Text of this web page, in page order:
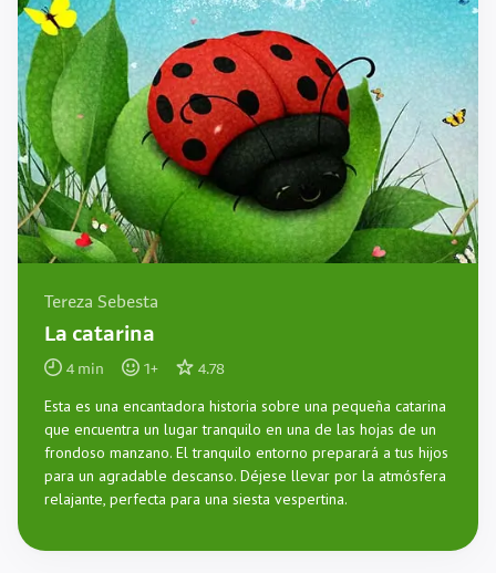
Tereza Sebesta
La catarina
4min 1+ 4.78
Esta es una encantadora historia sobre una pequeña catarina
que encuentra un lugar tranquilo en una de las hojas de un
frondoso manzano. El tranquilo entorno preparará a tus hijos
para un agradable descanso. Déjese llevar por la atmósfera
relajante, perfecta para una siesta vespertina.